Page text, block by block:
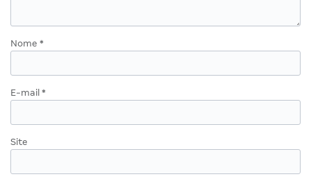
Nome *
E-mail *
Site